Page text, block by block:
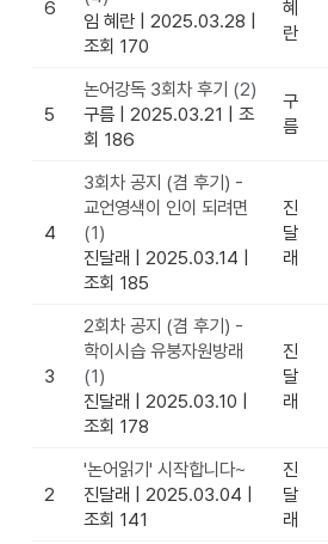
6
임 혜란
2025.03.28
조회 170
혜
란
5
논어강독 3회차 후기 (2)
구름
2025.03.21
조
회 186
구
름
4
3회차 공지 (겸 후기) -
교언영색이 인이 되려면
(1)
진달래
2025.03.14
조회 185
진
달
래
3
2회차 공지 (겸 후기) -
학이시습 유붕자원방래
(1)
진달래
2025.03.10
조회 178
진
달
래
2
'논어읽기' 시작합니다~
진달래
2025.03.04
조회 141
진
달
래